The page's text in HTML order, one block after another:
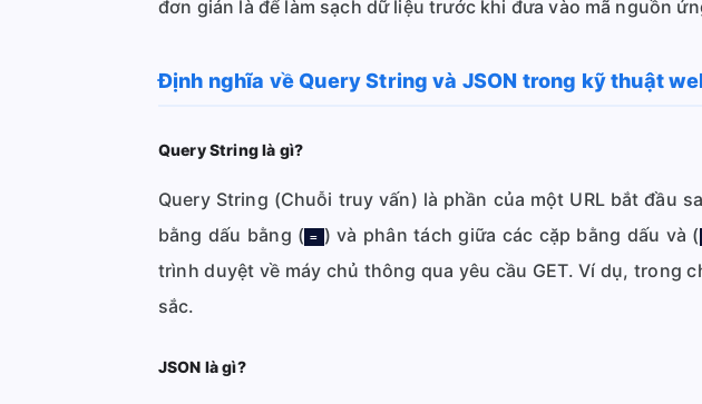
đơn giản là để làm sạch dữ liệu trước khi đưa vào mã nguồn
Định nghĩa về Query String và JSON trong kỹ thuật
Query String là gì?
Query String (Chuỗi truy vấn) là phần của một URL bắt đầu
bằng dấu bằng ( = ) và phân tách giữa các cặp bằng dấu và (
trình duyệt về máy chủ thông qua yêu cầu GET. Ví dụ, trong
sắc.
JSON là gì?